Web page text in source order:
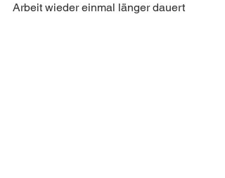
Arbeit wieder einmal länger dauert